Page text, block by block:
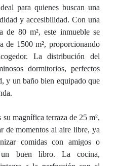
para quienes buscan una
y accesibilidad. Con una
de 80 m², este inmueble se
de 1500 m², proporcionando
La distribución del
dormitorios, perfectos
y un baño bien equipado que
magnífica terraza de 25 m²,
de momentos al aire libre, ya
comidas con amigos o
un buen libro. La cocina,